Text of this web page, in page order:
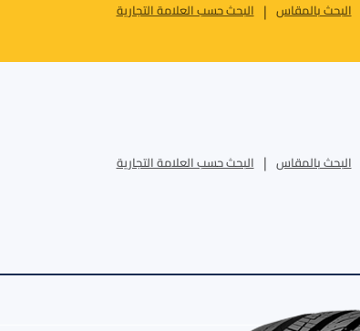
البحث بالمقاس البحث حسب العلامة التجارية
البحث بالمقاس البحث حسب العلامة التجارية